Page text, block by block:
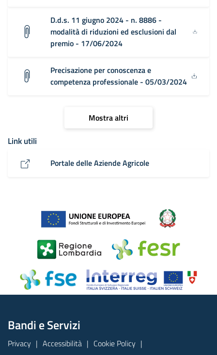
D.d.s. 11 giugno 2024 - n. 8886 -
modalità di riduzioni ed esclusioni dal
premio - 17/06/2024
Precisazione per conoscenza e
competenza professionale - 05/03/2024
Mostra altri
Link utili
Portale delle Aziende Agricole
Bandi e Servizi
Privacy Accessibilità
Cookie Policy